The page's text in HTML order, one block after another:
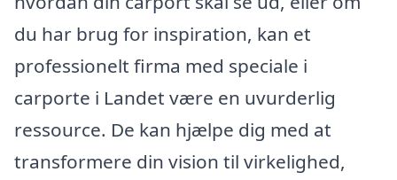
du har brug for inspiration, kan et
professionelt firma med speciale i
carporte i Landet være en uvurderlig
ressource. De kan hjælpe dig med at
transformere din vision til virkelighed,